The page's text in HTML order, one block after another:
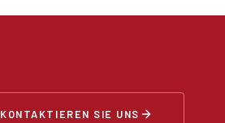
KONTAKTIEREN SIE UNS